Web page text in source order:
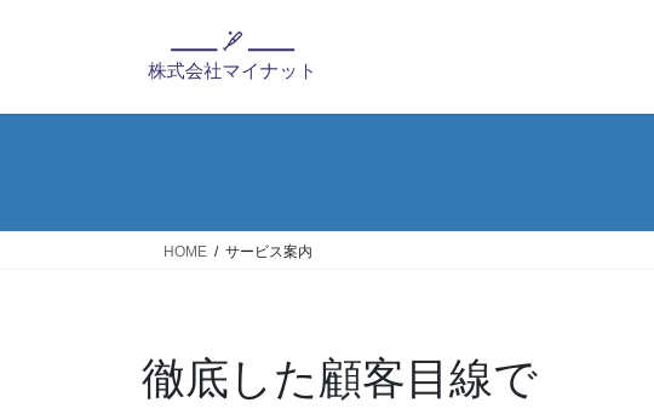
HOME サービス案内
徹底した顧客目線で